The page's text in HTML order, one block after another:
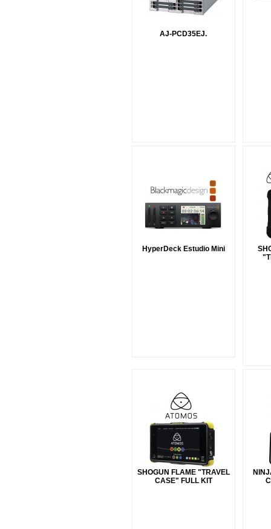
AJ-PCD35EJ.
HyperDeck Estudio Mini
SHOGUN FLAME "TRAVEL
CASE" FULL KIT